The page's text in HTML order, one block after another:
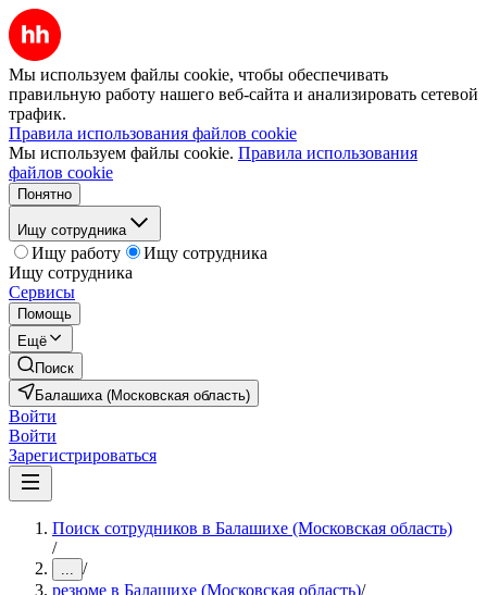
Мы используем файлы cookie, чтобы обеспечивать
правильную работу нашего веб-сайта и анализировать сетевой
трафик.
Правила использования файлов cookie
Мы используем файлы cookie. Правила использования
файлов cookie
Понятно
Ищу сотрудника
Ищу работу
Ищу сотрудника
Ищу сотрудника
Сервисы
Помощь
Ещё
Поиск
Балашиха (Московская область)
Войти
Войти
Зарегистрироваться
Поиск сотрудников в Балашихе (Московская область)
/
... /
резюме в Балашихе (Московская область)/